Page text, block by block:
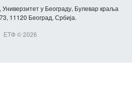
Универзитет у Београду, Булевар краља
11120 Београд, Србија.
ЕТФ © 2026